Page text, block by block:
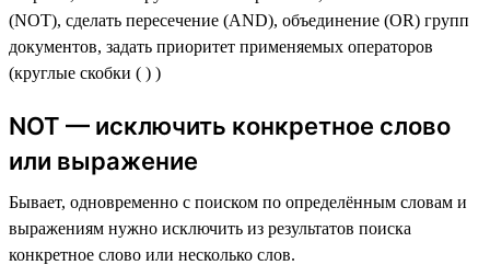
(NOT), сделать пересечение (AND), объединение (OR) групп
документов, задать приоритет применяемых операторов
(круглые скобки ( ) )
NOT — исключить конкретное слово
или выражение
Бывает, одновременно с поиском по определённым словам и
выражениям нужно исключить из результатов поиска
конкретное слово или несколько слов.